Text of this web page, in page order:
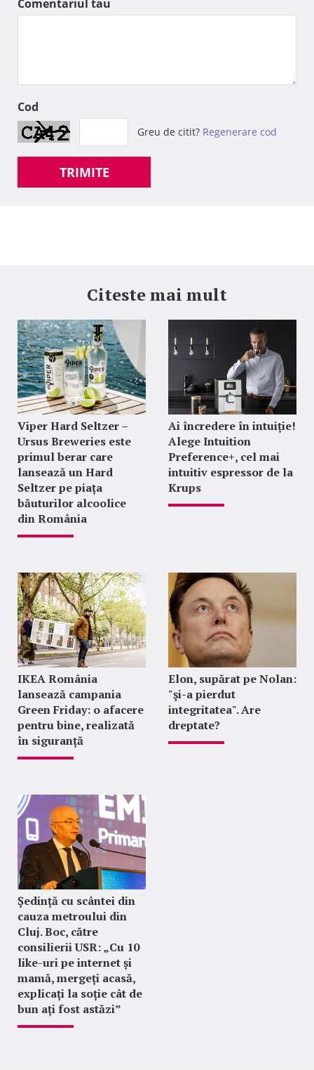
Comentariul tau
Cod
Greu de citit? Regenerare cod
TRIMITE
Citeste mai mult
Viper Hard Seltzer –
Ursus Breweries este
primul berar care
lansează un Hard
Seltzer pe piața
băuturilor alcoolice
din România
Ai încredere în intuiție!
Alege Intuition
Preference+, cel mai
intuitiv espressor de la
Krups
IKEA România
lansează campania
Green Friday: o afacere
pentru bine, realizată
în siguranță
Elon, supărat pe Nolan:
"şi-a pierdut
integritatea". Are
dreptate?
Ședință cu scântei din
cauza metroului din
Cluj. Boc, către
consilierii USR: „Cu 10
like-uri pe internet și
mamă, mergeți acasă,
explicați la soție cât de
bun ați fost astăzi”